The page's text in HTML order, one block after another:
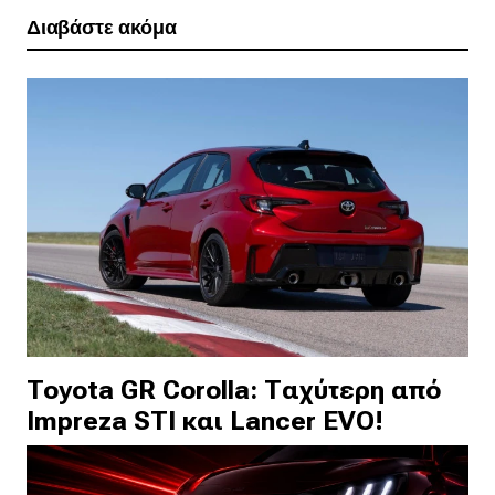
Διαβάστε ακόμα
Toyota GR Corolla: Ταχύτερη από
Impreza STI και Lancer EVO!